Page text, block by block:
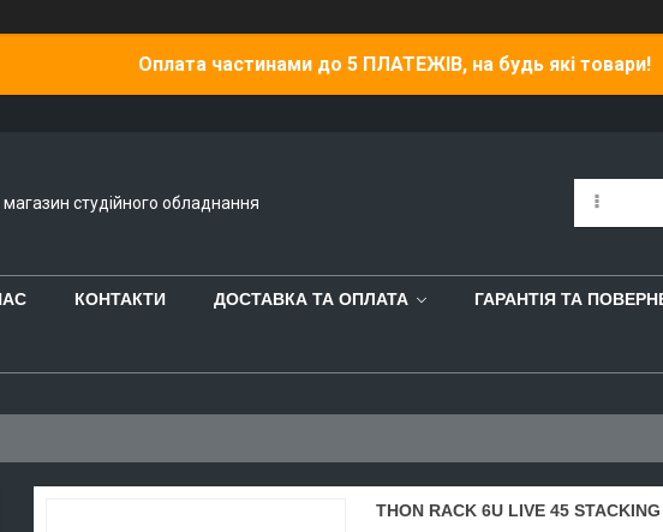
Оплата частинами до 5 ПЛАТЕЖІВ, на будь які товари!
магазин студійного обладнання
КОНТАКТИ ДОСТАВКА ТА ОПЛАТА ГАРАНТІЯ ТА
THON RACK 6U LIVE 45 STACKING